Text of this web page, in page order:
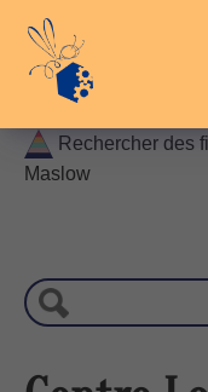
content
Rechercher des
Maslow
c
h
r